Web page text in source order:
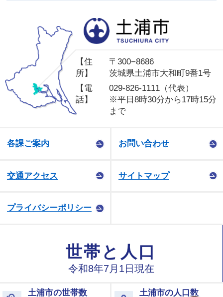
【住
所】
〒300−8686
茨城県土浦市大和町9番1号
【電
話】
029-826-1111（代表）
※平日8時30分から17時15分
まで
各課ご案内 お問い合わせ
交通アクセス サイトマップ
プライバシーポリシー